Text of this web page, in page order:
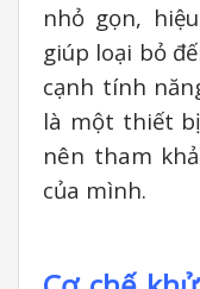
nhỏ gọn,
giúp loại bỏ
cạnh tính
là một thiết
nên tham
của mình.